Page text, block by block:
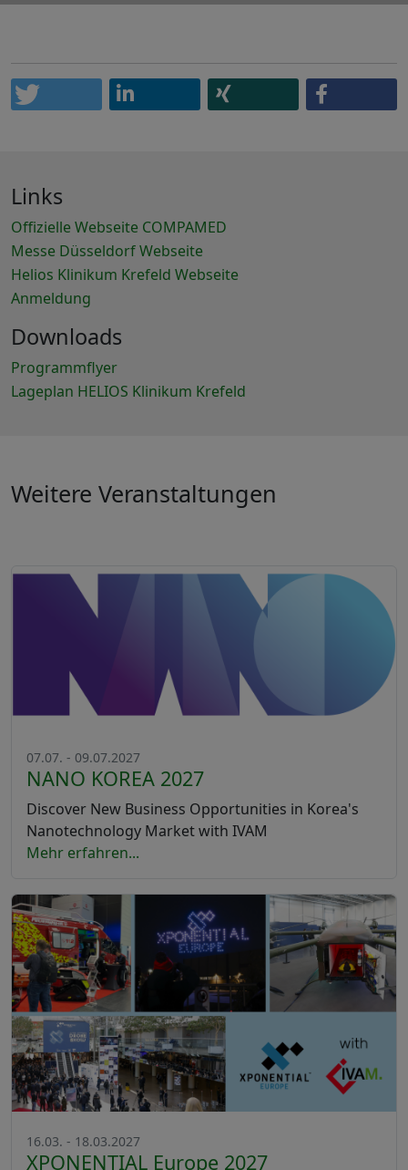
Links
Offizielle Webseite COMPAMED
Messe Düsseldorf Webseite
Helios Klinikum Krefeld Webseite
Anmeldung
Downloads
Programmflyer
Lageplan HELIOS Klinikum Krefeld
Weitere Veranstaltungen
07.07. - 09.07.2027
NANO KOREA 2027
Discover New Business Opportunities in Korea's
Nanotechnology Market with IVAM
Mehr erfahren...
16.03. - 18.03.2027
XPONENTIAL Europe 2027